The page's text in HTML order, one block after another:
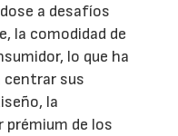
a desafíos
la comodidad de
lo que ha
centrar sus
la
de los